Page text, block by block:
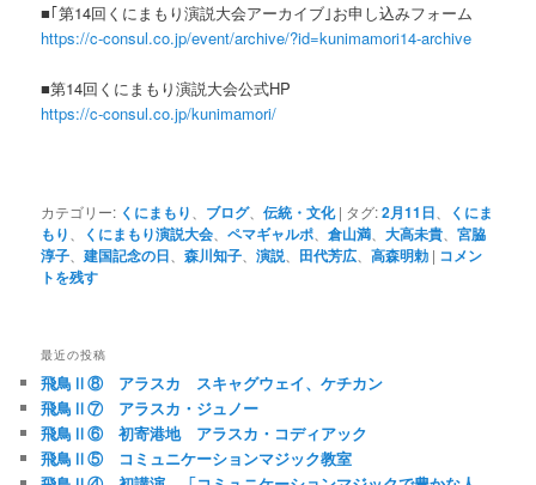
■｢第14回くにまもり演説大会アーカイブ｣お申し込みフォーム
https://c-consul.co.jp/event/archive/?id=kunimamori14-archive
■第14回くにまもり演説大会公式HP
https://c-consul.co.jp/kunimamori/
カテゴリー: くにまもり ブログ、伝統・文化 | タグ:2月11日
くにま
もり
くにまもり演説大会 、ペマギャルポ 、倉山満 、大高未貴 、宮脇
淳子 、建国記念の日 、森川知子 、演説 田代芳広 、高森明勅 | コメン
トを残す
最近の投稿
飛鳥Ⅱ⑧ アラスカ スキャグウェイ、ケチカン
飛鳥Ⅱ⑦ アラスカ・ジュノー
飛鳥Ⅱ⑥ 初寄港地 アラスカ・コディアック
飛鳥Ⅱ⑤ コミュニケーションマジック教室